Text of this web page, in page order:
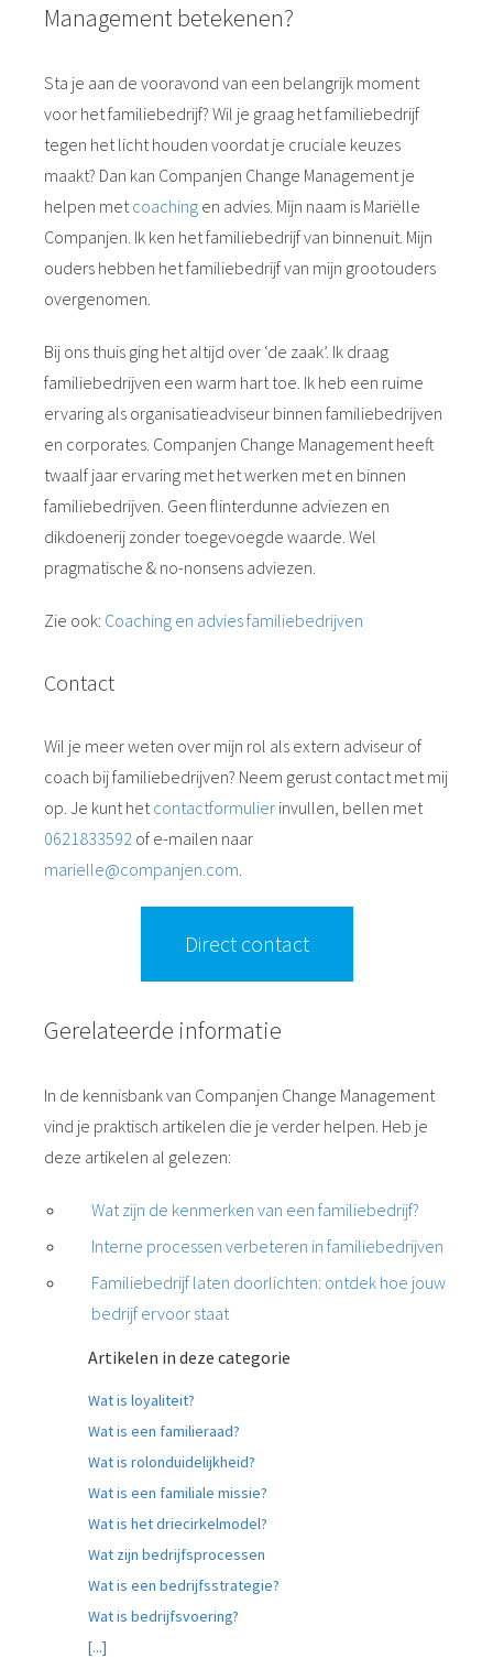
Management betekenen?
Sta je aan de vooravond van een belangrijk moment
voor het familiebedrijf? Wil je graag het familiebedrijf
tegen het licht houden voordat je cruciale keuzes
maakt? Dan kan Companjen Change Management je
helpen met coaching en advies. Mijn naam is Mariëlle
Companjen. Ik ken het familiebedrijf van binnenuit. Mijn
ouders hebben het familiebedrijf van mijn grootouders
overgenomen.
Bij ons thuis ging het altijd over ‘de zaak’. Ik draag
familiebedrijven een warm hart toe. Ik heb een ruime
ervaring als organisatieadviseur binnen familiebedrijven
en corporates. Companjen Change Management heeft
twaalf jaar ervaring met het werken met en binnen
familiebedrijven. Geen flinterdunne adviezen en
dikdoenerij zonder toegevoegde waarde. Wel
pragmatische & no-nonsens adviezen.
Zie ook: Coaching en advies familiebedrijven
Contact
Wil je meer weten over mijn rol als extern adviseur of
coach bij familiebedrijven? Neem gerust contact met mij
op. Je kunt het contactformulier invullen, bellen met
0621833592 of e-mailen naar
marielle@companjen.com
Direct contact
Gerelateerde informatie
In de kennisbank van Companjen Change Management
vind je praktisch artikelen die je verder helpen. Heb je
deze artikelen al gelezen:
Wat zijn de kenmerken van een familiebedrijf?
Interne processen verbeteren in familiebedrijven
Familiebedrijf laten doorlichten: ontdek hoe jouw
bedrijf ervoor staat
Artikelen in deze categorie
Wat is loyaliteit?
Wat is een familieraad?
Wat is rolonduidelijkheid?
Wat is een familiale missie?
Wat is het driecirkelmodel?
Wat zijn bedrijfsprocessen
Wat is een bedrijfsstrategie?
Wat is bedrijfsvoering?
[...]